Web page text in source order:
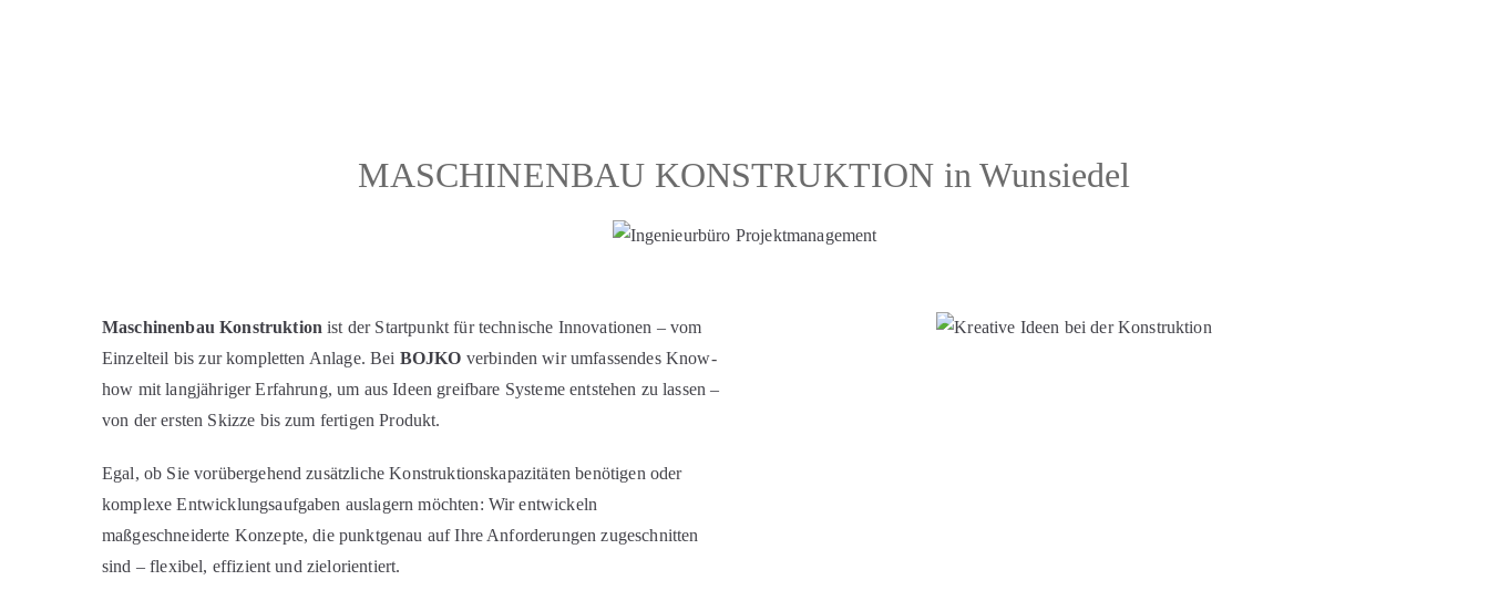
MASCHINENBAU KONSTRUKTION in Wunsiedel
Maschinenbau Konstruktion ist der Startpunkt für technische Innovationen – vom
Einzelteil bis zur kompletten Anlage. Bei BOJKO verbinden wir umfassendes Know-
how mit langjähriger Erfahrung, um aus Ideen greifbare Systeme entstehen zu lassen –
von der ersten Skizze bis zum fertigen Produkt.
Egal, ob Sie vorübergehend zusätzliche Konstruktionskapazitäten benötigen oder
komplexe Entwicklungsaufgaben auslagern möchten: Wir entwickeln
maßgeschneiderte Konzepte, die punktgenau auf Ihre Anforderungen zugeschnitten
sind – flexibel, effizient und zielorientiert.